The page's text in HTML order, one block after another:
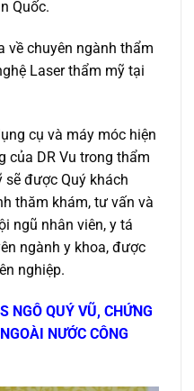
Quốc.
chuyên ngành thẩm
Laser thẩm mỹ tại
cụ và máy móc hiện
của DR Vu trong thẩm
sẽ được Quý khách
thăm khám, tư vấn và
ngũ nhân viên, y tá
ngành y khoa, được
nghiệp.
NGÔ QUÝ VŨ, CHỨNG
NƯỚC CÔNG